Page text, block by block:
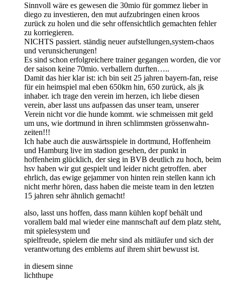
Sinnvoll wäre es gewesen die 30mio für gommez lieber in
diego zu investieren, den mut aufzubringen einen kroos
zurück zu holen und die sehr offensichtlich gemachten fehler
zu korriegieren.
NICHTS passiert. ständig neuer aufstellungen,system-chaos
und verunsicherungen!
Es sind schon erfolgreichere trainer gegangen worden, die vor
der saison keine 70mio. verballern durften…..
Damit das hier klar ist: ich bin seit 25 jahren bayern-fan, reise
für ein heimspiel mal eben 650km hin, 650 zurück, als jk
inhaber. ich trage den verein im herzen, ich liebe diesen
verein, aber lasst uns aufpassen das unser team, unserer
Verein nicht vor die hunde kommt. wie schmeissen mit geld
um uns, wie dortmund in ihren schlimmsten grössenwahn-
zeiten!!!
Ich habe auch die auswärtsspiele in dortmund, Hoffenheim
und Hamburg live im stadion gesehen, der punkt in
hoffenheim glücklich, der sieg in BVB deutlich zu hoch, beim
hsv haben wir gut gespielt und leider nicht getroffen. aber
ehrlich, das ewige gejammer von hinten rein stellen kann ich
nicht merhr hören, dass haben die meiste team in den letzten
15 jahren sehr ähnlich gemacht!
also, lasst uns hoffen, dass mann kühlen kopf behält und
vorallem bald mal wieder eine mannschaft auf dem platz steht,
mit spielesystem und
spielfreude, spielern die mehr sind als mitläufer und sich der
verantwortung des emblems auf ihrem shirt bewusst ist.
in diesem sinne
lichthupe